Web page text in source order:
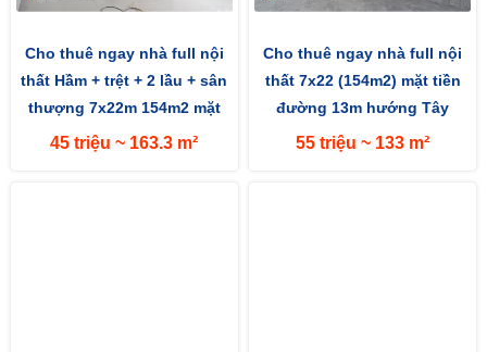
Cho thuê ngay nhà full nội
thất Hầm + trệt + 2 lầu + sân
thượng 7x22m 154m2 mặt
đường 13m hướng Tây
45 triệu ~ 163.3 m²
Cho thuê ngay nhà full nội
thất 7x22 (154m2) mặt tiền
đường 13m hướng Tây
55 triệu ~ 133 m²